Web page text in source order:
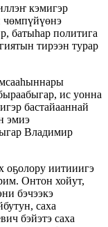
кэмигэр
чөмпүйүөнэ
батыһар политига
тирээн турар
ис уонна
бастайааннай
эмиэ
Владимир
оҕолору иитииигэ
Онтон хойут,
бэчээкэ
саха
бэйэтэ саха